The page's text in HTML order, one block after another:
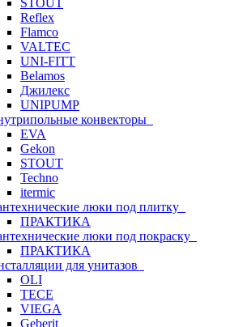
STOUT
Reflex
Flamco
VALTEC
UNI-FITT
Belamos
Джилекс
UNIPUMP
конвекторы
EVA
Gekon
STOUT
Techno
itermic
люки под плитку
ПРАКТИКА
люки под покраску
ПРАКТИКА
для унитазов
OLI
TECE
VIEGA
Geberit